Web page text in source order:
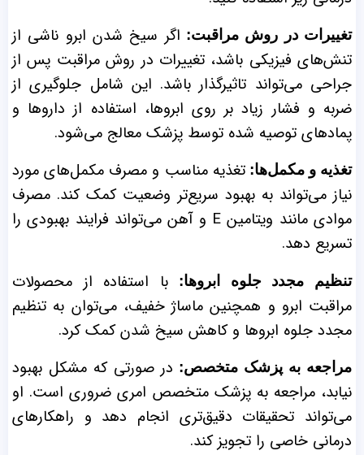
تغییرات در روش مراقبت: اگر سیخ شدن ابرو ناشی از
تنش‌های فیزیکی باشد، تغییرات در روش مراقبت پس از
جراحی می‌تواند تاثیرگذار باشد. این شامل جلوگیری از
ضربه و فشار زیاد بر روی ابروها، استفاده از داروها و
پمادهای توصیه شده توسط پزشک معالج می‌شود.
تغذیه و مکمل‌ها:تغذیه مناسب و مصرف مکمل‌های مورد
نیاز می‌تواند به بهبود سریع‌تر وضعیت کمک کند. مصرف
موادی مانند ویتامین E و آهن می‌تواند فرایند بهبودی را
تسریع دهد.
تنظیم مجدد جلوه ابروها: با استفاده از محصولات
مراقبت ابرو و همچنین ماساژ خفیف، می‌توان به تنظیم
مجدد جلوه ابروها و کاهش سیخ شدن کمک کرد.
مراجعه به پزشک متخصص: در صورتی که مشکل بهبود
نیابد، مراجعه به پزشک متخصص امری ضروری است. او
می‌تواند تحقیقات دقیق‌تری انجام دهد و راهکارهای
درمانی خاصی را تجویز کند.